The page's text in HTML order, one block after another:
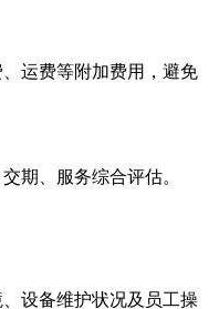
运费等附加费用，避免
期、服务综合评估。
设备维护状况及员工操